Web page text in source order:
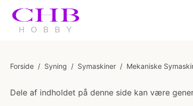
Forside / Syning / Symaskiner / Mekaniske
Dele af indholdet på denne side kan være